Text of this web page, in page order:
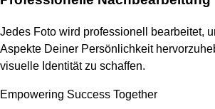
Jedes Foto wird professionell bearbeitet,
Aspekte Deiner Persönlichkeit
visuelle Identität zu schaffen.
Empowering Success Together